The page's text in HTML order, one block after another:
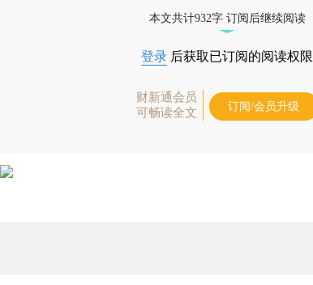
本文共计932字 订阅后继续阅读
登录 后获取已订阅的阅读权限
财新通会员
可畅读全文
订阅/会员升级